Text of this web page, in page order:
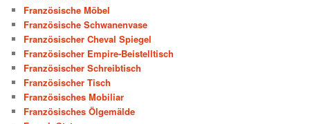
Französische Möbel
Französische Schwanenvase
Französischer Cheval Spiegel
Französischer Empire-Beistelltisch
Französischer Schreibtisch
Französischer Tisch
Französisches Mobiliar
Französisches Ölgemälde